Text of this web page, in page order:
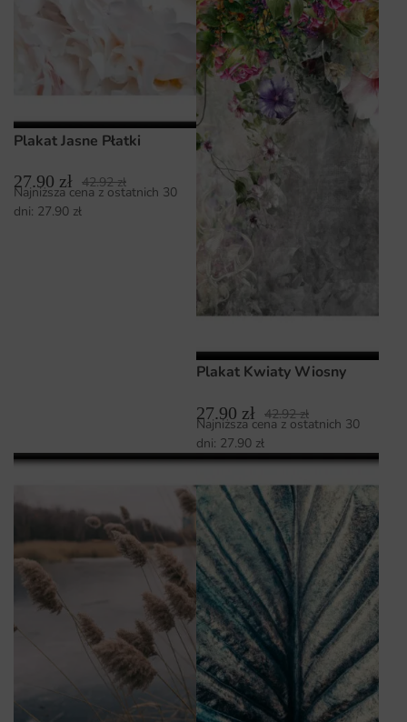
Plakat Jasne Płatki
27.90 zł 42.92zł
Najniższa cena z ostatnich 30
dni: 27.90 zł
Plakat Kwiaty Wiosny
27.90 zł 42.92zł
Najniższa cena z ostatnich 30
dni: 27.90 zł